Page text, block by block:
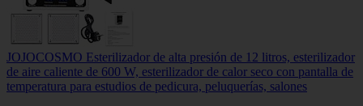
JOJOCOSMO Esterilizador de alta presión de 12 litros, esterilizador
de aire caliente de 600 W, esterilizador de calor seco con pantalla de
temperatura para estudios de pedicura, peluquerías, salones